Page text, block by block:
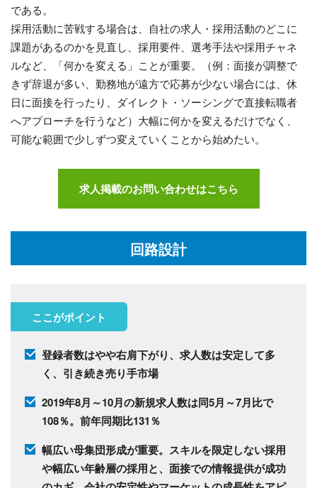
である。
採用活動に苦戦する場合は、自社の求人・採用活動のどこに
課題があるのかを見直し、採用要件、選考手法や採用チャネ
ルなど、「何かを変える」ことが重要。（例：面接が調整で
きず辞退が多い、勤務地が遠方で応募が少ない場合には、休
日に面接を行ったり、ダイレクト・ソーシングで直接転職者
へアプローチを行うなど）大幅に何かを変えるだけでなく、
可能な範囲で少しずつ変えていくことから始めたい。
求人掲載のお問い合わせはこちら
回路設計
ここがポイント
登録者数はやや右肩下がり、求人数は安定して多
く、引き続き売り手市場
2019年8月～10月の新規求人数は同5月～7月比で
108％。前年同期比131％
幅広い母集団形成が重要。スキルを限定しない採用
や幅広い年齢層の採用と、面接での情報提供が成功